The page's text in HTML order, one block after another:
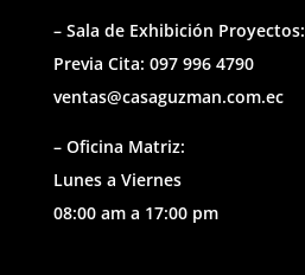
– Sala de Exhibición Proyectos:
Previa Cita: 097 996 4790
ventas@casaguzman.com.ec
– Oficina Matriz:
Lunes a Viernes
08:00 am a 17:00 pm